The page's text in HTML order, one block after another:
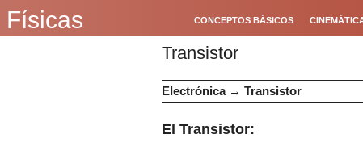
Físicas CONCEPTOS BÁSICOS
Transistor
Electrónica → Transistor
El Transistor: